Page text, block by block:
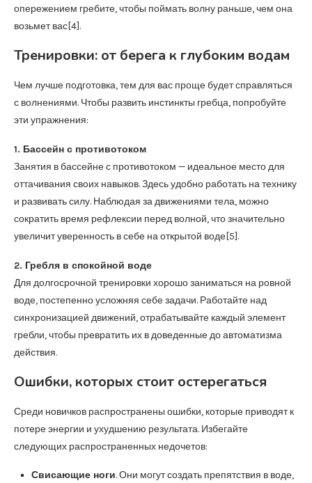
опережением гребите, чтобы поймать волну раньше, чем она
возьмет вас[4].
Тренировки: от берега к глубоким водам
Чем лучше подготовка, тем для вас проще будет справляться
с волнениями. Чтобы развить инстинкты гребца, попробуйте
эти упражнения:
1. Бассейн с противотоком
Занятия в бассейне с противотоком — идеальное место для
оттачивания своих навыков. Здесь удобно работать на технику
и развивать силу. Наблюдая за движениями тела, можно
сократить время рефлексии перед волной, что значительно
увеличит уверенность в себе на открытой воде[5].
2. Гребля в спокойной воде
Для долгосрочной тренировки хорошо заниматься на ровной
воде, постепенно усложняя себе задачи. Работайте над
синхронизацией движений, отрабатывайте каждый элемент
гребли, чтобы превратить их в доведенные до автоматизма
действия.
Ошибки, которых стоит остерегаться
Среди новичков распространены ошибки, которые приводят к
потере энергии и ухудшению результата. Избегайте
следующих распространенных недочетов:
Свисающие ноги. Они могут создать препятствия в воде,